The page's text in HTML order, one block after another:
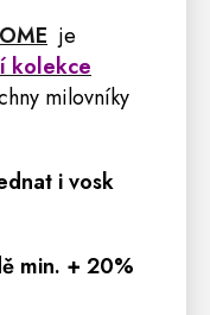
je
kolekce
milovníky
i vosk
min. + 20%